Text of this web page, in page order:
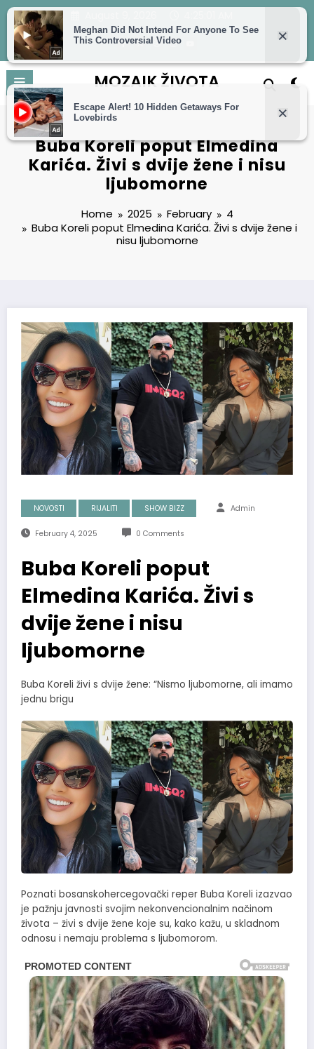
Skip
content
MOZAIK ŽIVOTA
Buba Koreli poput Elmedina
Karića. Živi s dvije žene i nisu
ljubomorne
Home 2025 February
4
Buba Koreli poput Elmedina Karića. Živi s dvije žene i
nisu ljubomorne
NOVOSTI RIJALITI SHOW BIZZ Admin
February 4, 2025 0 Comments
Buba Koreli poput
Elmedina Karića. Živi s
dvije žene i nisu
ljubomorne
Buba Koreli živi s dvije žene: “Nismo ljubomorne, ali imamo
jednu brigu
Poznati bosanskohercegovački reper Buba Koreli izazvao
je pažnju javnosti svojim nekonvencionalnim načinom
života – živi s dvije žene koje su, kako kažu, u skladnom
odnosu i nemaju problema s ljubomorom.